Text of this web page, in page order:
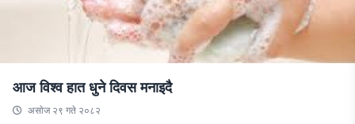
आज विश्व हात धुने दिवस मनाइदै
असाेज २९ गते २०८२